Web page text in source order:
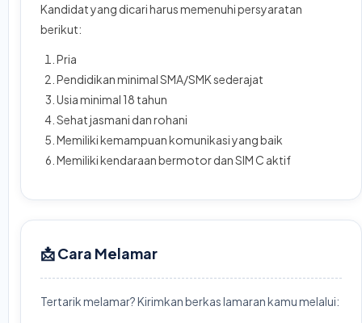
Kandidat yang dicari harus memenuhi persyaratan
berikut:
Pria
Pendidikan minimal SMA/SMK sederajat
Usia minimal 18 tahun
Sehat jasmani dan rohani
Memiliki kemampuan komunikasi yang baik
Memiliki kendaraan bermotor dan SIM C aktif
📩 Cara Melamar
Tertarik melamar? Kirimkan berkas lamaran kamu melalui: